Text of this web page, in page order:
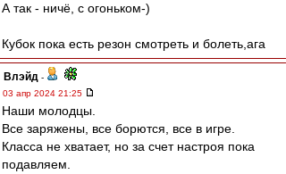
А так - ничё, с огоньком-)
Кубок пока есть резон смотреть и болеть,ага
Влэйд -
03 апр 2024 21:25
Наши молодцы.
Все заряжены, все борются, все в игре.
Класса не хватает, но за счет настроя пока
подавляем.